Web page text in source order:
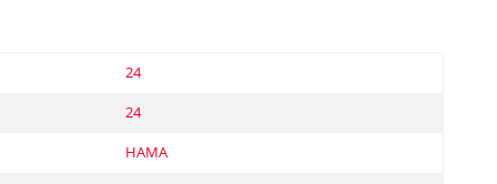
24
24
HAMA